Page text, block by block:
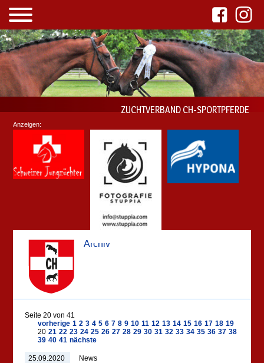
ZUCHTVERBAND CH-SPORTPFERDE
Archiv
Seite 20 von 41
vorherige 1 2 3 4 5 6 7 8 9 10 11 12 13 14 15 16 17 18 19
20 21 22 23 24 25 26 27 28 29 30 31 32 33 34 35 36 37 38
39 40 41 nächste
25.09.2020 News
Anzeigen: